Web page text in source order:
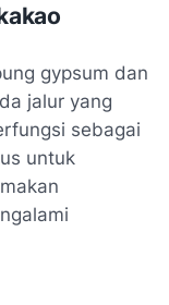
gypsum dan
jalur yang
sebagai
untuk